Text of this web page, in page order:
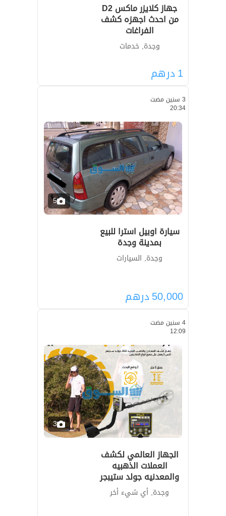
جهاز كلايزر ماكس D2
من احدث اجهزه كشف
الفراغات
وجدة, خدمات
1درهم
3 سنين مضت
20:34
5
سيارة اوبيل استرا للبيع
بمدينة وجدة
وجدة, السيارات
50,000درهم
4 سنين مضت
12:09
3
الجهاز العالمي لكشف
العملات الذهبيه
والمعدنيه جولد ستيبجر
وجدة, أي شيء أخر